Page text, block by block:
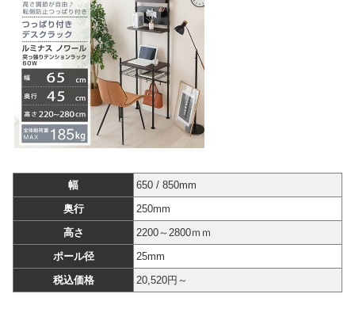
幅
650 / 850mm
奥行
250mm
高さ
2200～2800ｍｍ
ポール径
25mm
税込価格
20,520円～